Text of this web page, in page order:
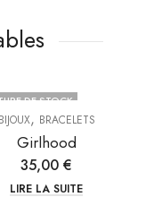
DE STOCK
BIJOUX, BRACELETS
Girlhood
35,00 €
LIRE LA SUITE